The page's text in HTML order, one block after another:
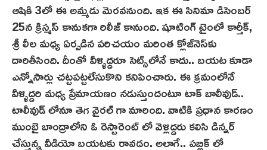
ఆషికి 3లో ఈ అమ్మడు మెరవనుంది. ఇక ఈ సినిమా డిసెంబర్
25న క్రిస్మస్ కానుకగా రిలీజ్ కానుంది. షూటింగ్ టైంలో కార్తీక్,
శ్రీ లీల మధ్య ఏర్పడిన పరిచయం మరింత క్లోజ్‌నెస్‌కు
దారితీసింది. దీంతో వీళ్ళిద్దరూ సెట్స్‌లోనే కాదు.. బయట కూడా
ఎన్నోసార్లు చట్టపట్టలేసుకొని కనిపించారు. ఈ క్రమంలోనే
వీళ్ళిద్దరి మధ్య ప్రేమాయణం నడుస్తుందంటూ టాక్ బాలీవుడ్..
టాలీవుడ్ లోనూ తెగ వైరల్ గా మారింది. వాటికి ప్రధాన కారణం
ముంబై బాంద్రాలోని ఓ రెస్టారెంట్ లో వెళ్లిద్దరు కలిసి డిన్నర్
చేస్తున్న వీడియో బయటకు రావడం. అలాగే.. పబ్లిక్ లో